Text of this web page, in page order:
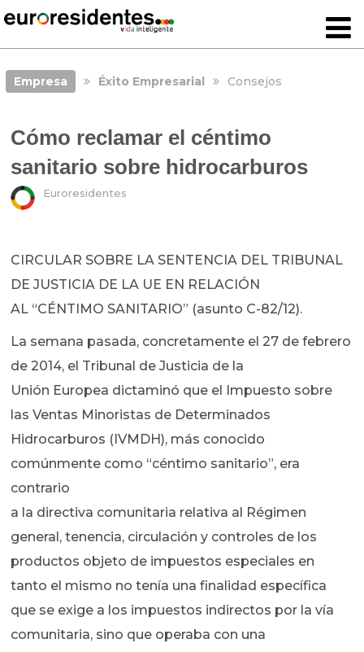
Empresa Éxito Empresarial Consejos
Cómo reclamar el céntimo
sanitario sobre hidrocarburos
Euroresidentes
CIRCULAR SOBRE LA SENTENCIA DEL TRIBUNAL
DE JUSTICIA DE LA UE EN RELACIÓN
AL “CÉNTIMO SANITARIO” (asunto C-82/12).
La semana pasada, concretamente el 27 de febrero
de 2014, el Tribunal de Justicia de la
Unión Europea dictaminó que el Impuesto sobre
las Ventas Minoristas de Determinados
Hidrocarburos (IVMDH), más conocido
comúnmente como “céntimo sanitario”, era
contrario
a la directiva comunitaria relativa al Régimen
general, tenencia, circulación y controles de los
productos objeto de impuestos especiales en
tanto el mismo no tenía una finalidad específica
que se exige a los impuestos indirectos por la vía
comunitaria, sino que operaba con una